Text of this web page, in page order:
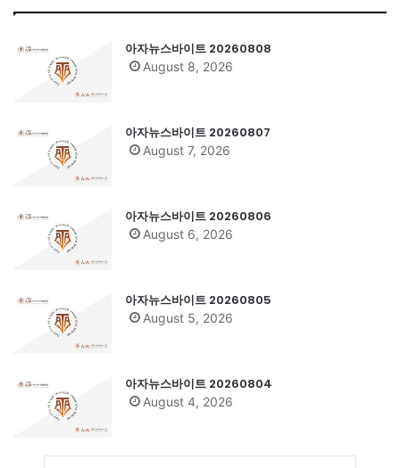
아자뉴스바이트 20260808
August 8, 2026
아자뉴스바이트 20260807
August 7, 2026
아자뉴스바이트 20260806
August 6, 2026
아자뉴스바이트 20260805
August 5, 2026
아자뉴스바이트 20260804
August 4, 2026